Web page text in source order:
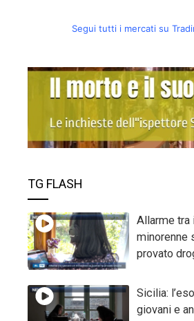
Segui tutti i mercati su
TG FLASH
Allarme tra
minorenne
provato
Sicilia:
giovani e